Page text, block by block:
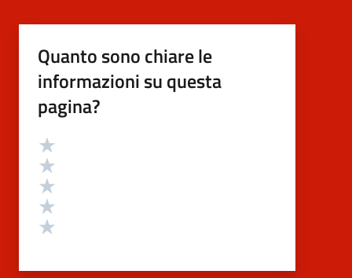
Quanto sono chiare le
informazioni su questa
pagina?
Valutazione